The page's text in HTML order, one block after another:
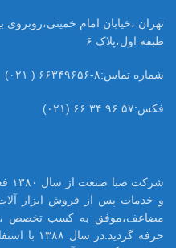
طبقه اول،پلاک ۶
شماره تماس:۸-۶۶۳۴۹۶۵۶ ( ۰۲۱)
فکس:۵۷ ۹۶ ۳۴ ۶۶ (۰۲۱)
و خدمات پس از فروش ابزار آلات
مضاعف،موفق به کسب تخصص
حرفه